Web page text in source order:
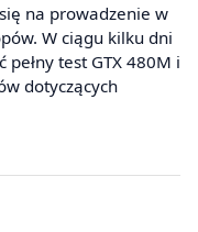
na prowadzenie w
W ciągu kilku dni
test GTX 480M i
dotyczących